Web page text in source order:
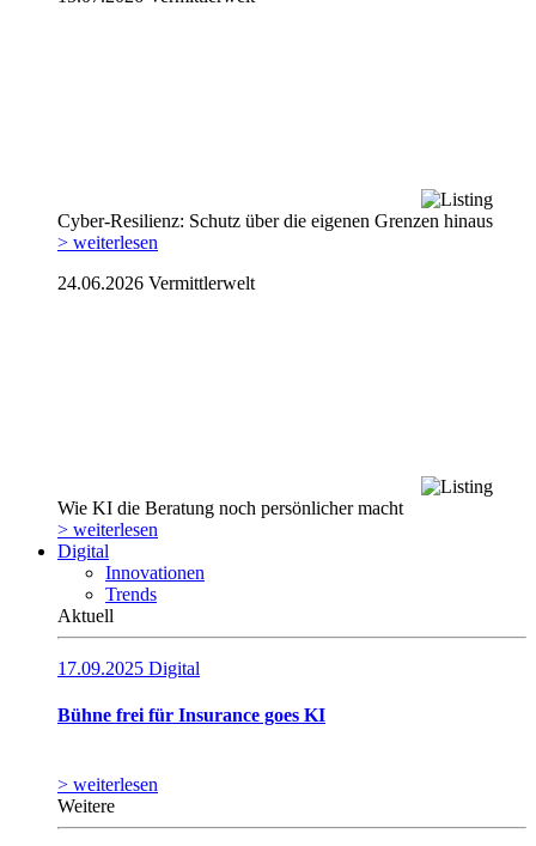
Cyber-Resilienz: Schutz über die eigenen Grenzen hinaus
> weiterlesen
24.06.2026 Vermittlerwelt
Wie KI die Beratung noch persönlicher macht
> weiterlesen
Digital
Innovationen
Trends
Aktuell
17.09.2025 Digital
Bühne frei für Insurance goes KI
> weiterlesen
Weitere